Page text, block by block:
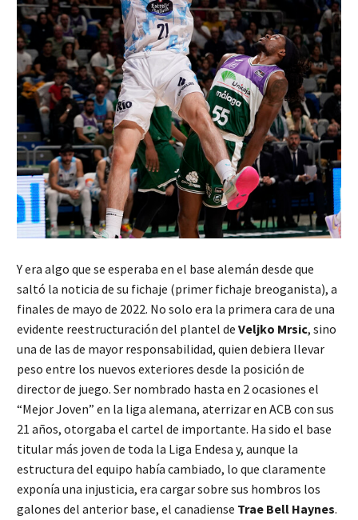
Y era algo que se esperaba en el base alemán desde que
saltó la noticia de su fichaje (primer fichaje breoganista), a
finales de mayo de 2022. No solo era la primera cara de una
evidente reestructuración del plantel de Veljko Mrsic, sino
una de las de mayor responsabilidad, quien debiera llevar
peso entre los nuevos exteriores desde la posición de
director de juego. Ser nombrado hasta en 2 ocasiones el
“Mejor Joven” en la liga alemana, aterrizar en ACB con sus
21 años, otorgaba el cartel de importante. Ha sido el base
titular más joven de toda la Liga Endesa y, aunque la
estructura del equipo había cambiado, lo que claramente
exponía una injusticia, era cargar sobre sus hombros los
galones del anterior base, el canadiense Trae Bell Haynes.